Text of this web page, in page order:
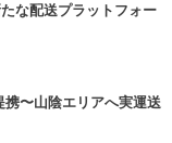
な配送プラットフォー
〜山陰エリアへ実運送